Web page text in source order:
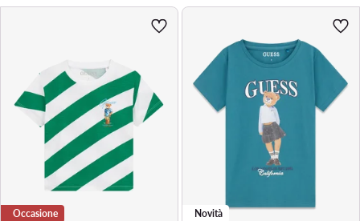
Occasione Novità